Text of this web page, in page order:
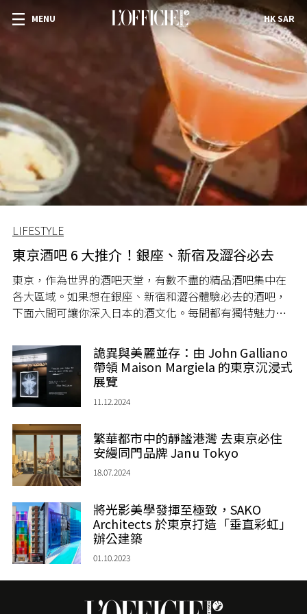
MENU HK SAR
LIFESTYLE
東京酒吧 6 大推介！銀座、新宿及澀谷必去
東京，作為世界的酒吧天堂，有數不盡的精品酒吧集中在
各大區域。如果想在銀座、新宿和澀谷體驗必去的酒吧，
下面六間可讓你深入日本的酒文化。每間都有獨特魅力，
家推薦的隱藏佳選，這次給你列出一份絕不能錯過的清
單！
詭異與美麗並存：由 John Galliano
帶領 Maison Margiela 的東京沉浸式
展覽
11.12.2024
繁華都市中的靜謐港灣 去東京必住
安縵同門品牌 Janu Tokyo
18.07.2024
將光影美學發揮至極致，SAKO
Architects 於東京打造「垂直彩虹」
辦公建築
01.10.2023